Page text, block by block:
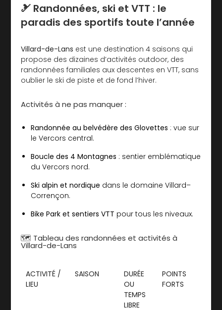
🎿 Randonnées, ski et VTT : le
paradis des sportifs toute l’année
Villard-de-Lans est une destination 4 saisons qui
propose des dizaines d’activités outdoor, des
randonnées familiales aux descentes en VTT, sans
oublier le ski de piste et de fond l’hiver.
Activités à ne pas manquer :
Randonnée au belvédère des Glovettes : vue sur
le Vercors central.
Boucle des 4 Montagnes : sentier emblématique
du Vercors nord.
Ski alpin et nordique dans le domaine Villard–
Corrençon.
Bike Park et sentiers VTT pour tous les niveaux.
🗺️ Tableau des randonnées et activités à
Villard-de-Lans
ACTIVITÉ /
LIEU
SAISON
DURÉE
OU
TEMPS
LIBRE
POINTS
FORTS